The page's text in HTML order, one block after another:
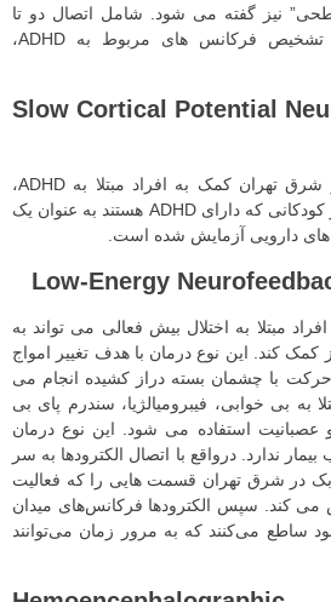
نیز گفته می شود. شامل اتصال دو تا
چهار الکترود به سر برای تشخیص فرکانس های مربوط به ADHD،
Slow Cortical Potential
هدف این نوع نوروفیدبک در شرق تهران کمک به افراد مبتلا به ADHD،
صرع و میگرن است. حتی در کودکانی که دارای ADHD هستند به عنوان یک
های دارویی آزمایش شده است.
Low-Energy
مبتلا به اختلال بیش فعالی می تواند به
کمک کند. این نوع درمان با هدف تغییر امواج
با چشمان بسته دراز کشیده انجام می
به بی خوابی، فیبرومیالژیا، سندرم پای بی
استفاده می شود. این نوع درمان
بیمار ندارد. درواقع با اتصال الکترودها به سر
در شرق تهران قسمت هایی را که فعالیت
کند. سپس الکترودها فرکانس‌های میدان
ساطع می‌کنند که به مرور زمان می‌توانند